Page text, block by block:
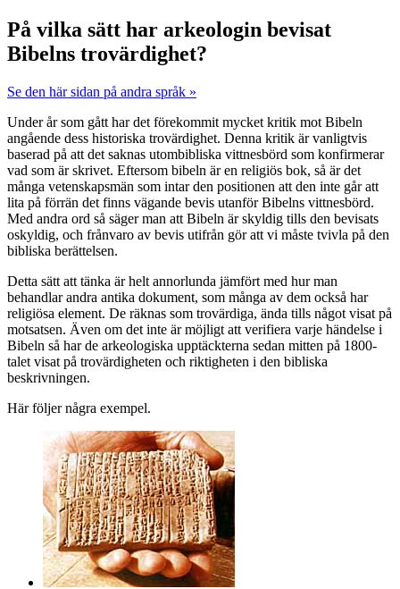
På vilka sätt har arkeologin bevisat
Bibelns trovärdighet?
Se den här sidan på andra språk »
Under år som gått har det förekommit mycket kritik mot Bibeln
angående dess historiska trovärdighet. Denna kritik är vanligtvis
baserad på att det saknas utombibliska vittnesbörd som konfirmerar
vad som är skrivet. Eftersom bibeln är en religiös bok, så är det
många vetenskapsmän som intar den positionen att den inte går att
lita på förrän det finns vägande bevis utanför Bibelns vittnesbörd.
Med andra ord så säger man att Bibeln är skyldig tills den bevisats
oskyldig, och frånvaro av bevis utifrån gör att vi måste tvivla på den
bibliska berättelsen.
Detta sätt att tänka är helt annorlunda jämfört med hur man
behandlar andra antika dokument, som många av dem också har
religiösa element. De räknas som trovärdiga, ända tills något visat på
motsatsen. Även om det inte är möjligt att verifiera varje händelse i
Bibeln så har de arkeologiska upptäckterna sedan mitten på 1800-
talet visat på trovärdigheten och riktigheten i den bibliska
beskrivningen.
Här följer några exempel.